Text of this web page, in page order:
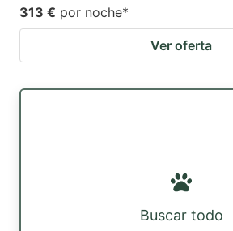
313 € por noche*
Ver oferta
Buscar todo